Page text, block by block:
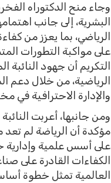
وجاء منح الدكتوراه
البشرية، إلى جانب
الرياضي، بما يعزز من
على مواكبة التطورات
التكريم أن جهود
الرياضية، من خلال دعم
والإدارة الاحترافية في
ومن جانبها، أعربت
مؤكدة أن الرياضة لم
على أسس علمية وإدارية
الكفاءات القادرة على
العالمية تمثل خطوة